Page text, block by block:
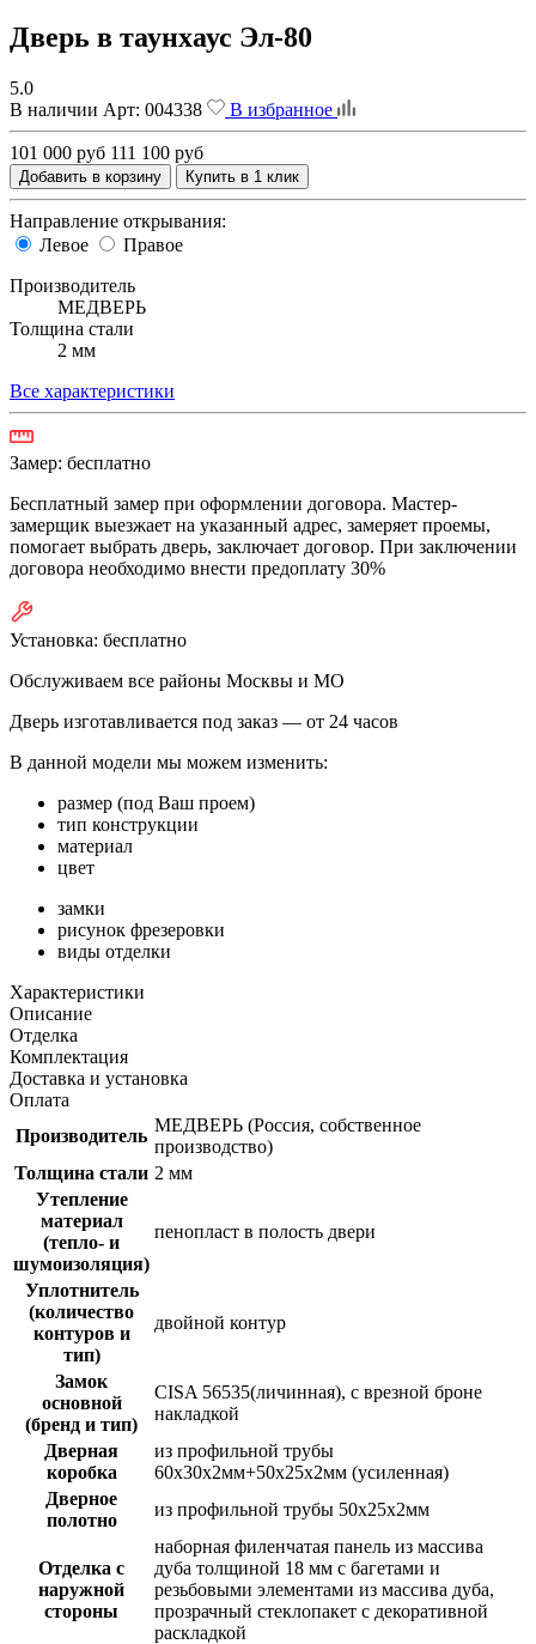
Дверь в таунхаус Эл-80
5.0
В наличии Арт: 004338 В избранное
101 000 руб 111 100 руб
Добавить в корзину Купить в 1 клик
Направление открывания:
Левое
Правое
Производитель
МЕДВЕРЬ
Толщина стали
2 мм
Все характеристики
Замер: бесплатно
Бесплатный замер при оформлении договора. Мастер-
замерщик выезжает на указанный адрес, замеряет проемы,
помогает выбрать дверь, заключает договор. При заключении
договора необходимо внести предоплату 30%
Установка: бесплатно
Обслуживаем все районы Москвы и МО
Дверь изготавливается под заказ — от 24 часов
В данной модели мы можем изменить:
размер (под Ваш проем)
тип конструкции
материал
цвет
замки
рисунок фрезеровки
виды отделки
Характеристики
Описание
Отделка
Комплектация
Доставка и установка
Оплата
Производитель
МЕДВЕРЬ (Россия, собственное
производство)
Толщина стали 2 мм
Утепление
материал
(тепло- и
шумоизоляция)
пенопласт в полость двери
Уплотнитель
(количество
контуров и
тип)
двойной контур
Замок
основной
(бренд и тип)
CISA 56535(личинная), с врезной броне
накладкой
Дверная
коробка
из профильной трубы
60х30х2мм+50х25х2мм (усиленная)
Дверное
полотно
из профильной трубы 50х25х2мм
Отделка с
наружной
стороны
наборная филенчатая панель из массива
дуба толщиной 18 мм с багетами и
резьбовыми элементами из массива дуба,
прозрачный стеклопакет с декоративной
раскладкой